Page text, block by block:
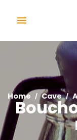

Home Cave
Cookies